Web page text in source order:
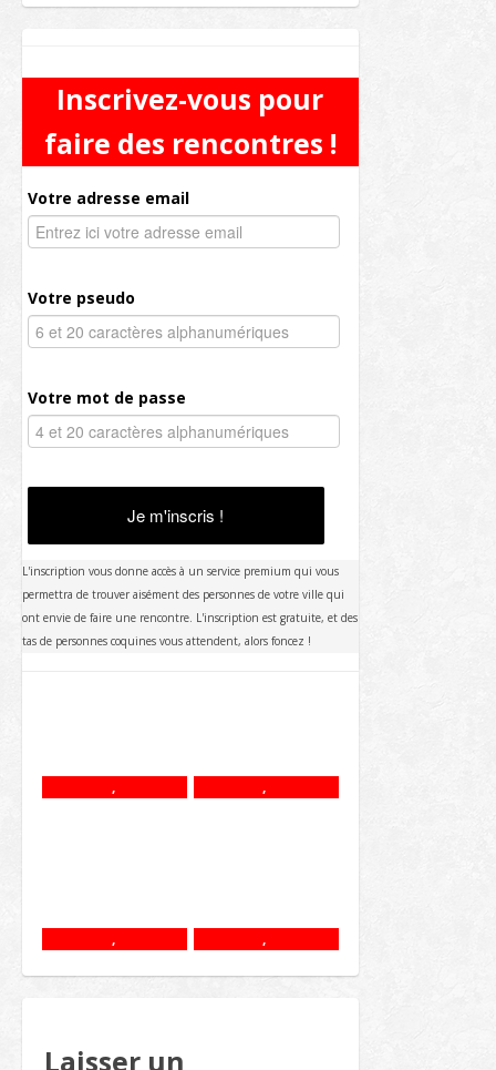
Inscrivez-vous pour
faire des rencontres !
Votre adresse email
Votre pseudo
Votre mot de passe
Je m'inscris !
L'inscription vous donne accès à un service premium qui vous
permettra de trouver aisément des personnes de votre ville qui
ont envie de faire une rencontre. L'inscription est gratuite, et des
tas de personnes coquines vous attendent, alors foncez !
, ,
, ,
Laisser un